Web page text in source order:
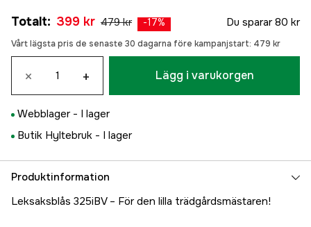
Totalt: 399 kr 479 kr -17% Du sparar 80 kr
Vårt lägsta pris de senaste 30 dagarna före kampanjstart: 479 kr
× + Lägg i varukorgen
Webblager - I lager
Butik Hyltebruk - I lager
Produktinformation
Leksaksblås 325iBV – För den lilla trädgårdsmästaren!